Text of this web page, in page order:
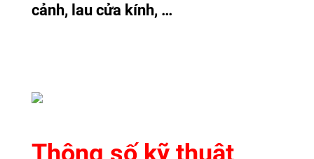
cảnh, lau cửa kính, …